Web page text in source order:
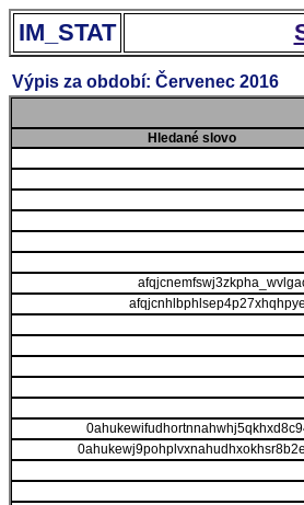
IM_STAT
Výpis za období: Červenec 2016
Hledané slovo